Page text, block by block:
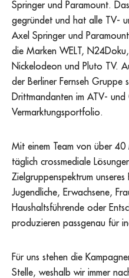
Springer und Paramount.
gegründet und hat alle TV-
Axel Springer und
die Marken WELT,
Nickelodeon und Pluto TV.
der Berliner Fernseh Gruppe
Drittmandanten im ATV- und
Vermarktungsportfolio.
Mit einem Team von über
täglich crossmediale
Zielgruppenspektrum
Jugendliche, Erwachsene,
Haushaltsführende oder
produzieren passgenau für
Für uns stehen die
Stelle, weshalb wir immer